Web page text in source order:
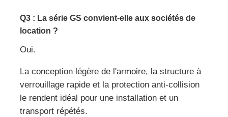
Q3 : La série GS convient-elle aux sociétés de
location ?
Oui.
La conception légère de l'armoire, la structure à
verrouillage rapide et la protection anti-collision
le rendent idéal pour une installation et un
transport répétés.